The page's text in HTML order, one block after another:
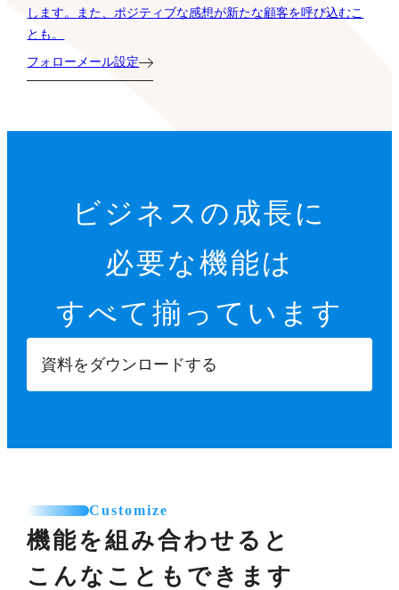
します。また、ポジティブな感想が新たな顧客を呼び込むこ
とも。
フォローメール設定
ビジネスの成長に
必要な機能は
すべて揃っています
資料をダウンロードする
Customize
機能を組み合わせると
こんなこともできます